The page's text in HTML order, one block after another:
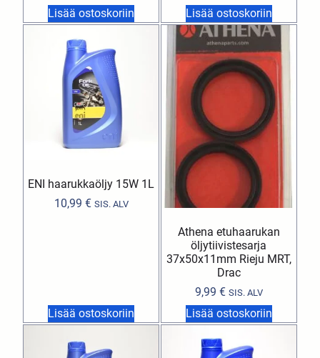
Lisää ostoskoriin Lisää ostoskoriin
ENI haarukkaöljy 15W 1L
10,99 € SIS. ALV
Lisää ostoskoriin
Athena etuhaarukan
öljytiivistesarja
37x50x11mm Rieju MRT,
Drac
9,99 € SIS. ALV
Lisää ostoskoriin